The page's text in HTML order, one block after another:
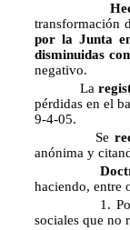
transformación
por la Junta
disminuidas
negativo.
La
pérdidas en el
9-4-05.
Se
anónima y
haciendo, entre
1. Por
sociales que no